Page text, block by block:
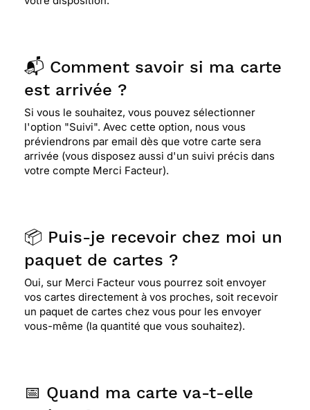
📬 Comment savoir si ma carte
est arrivée ?
Si vous le souhaitez, vous pouvez sélectionner
l'option "Suivi". Avec cette option, nous vous
préviendrons par email dès que votre carte sera
arrivée (vous disposez aussi d'un suivi précis dans
votre compte Merci Facteur).
📦 Puis-je recevoir chez moi un
paquet de cartes ?
Oui, sur Merci Facteur vous pourrez soit envoyer
vos cartes directement à vos proches, soit recevoir
un paquet de cartes chez vous pour les envoyer
vous-même (la quantité que vous souhaitez).
📅 Quand ma carte va-t-elle